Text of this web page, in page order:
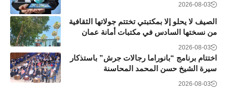
2026-08-03
الصيف لا يحلو إلا بمكتبتي تختتم جولاتها الثقافية
من نسختها السادس في مكتبات أمانة عمان
2026-08-03
اختتام برنامج “بانوراما رجالات جرش” باستذكار
سيرة الشيخ حسن المحمد المحاسنة
2026-08-03